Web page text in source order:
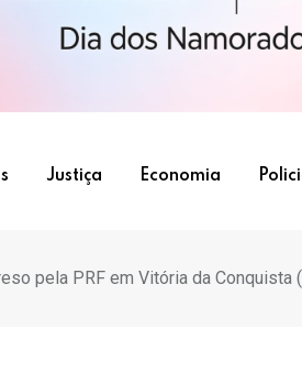
Justiça Economia
pela PRF em Vitória da Conquista